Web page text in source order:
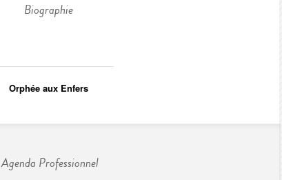
Biographie
Orphée aux Enfers
Agenda Professionnel